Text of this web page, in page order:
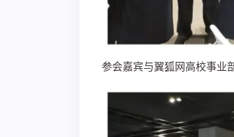
参会嘉宾与翼狐网高校事业